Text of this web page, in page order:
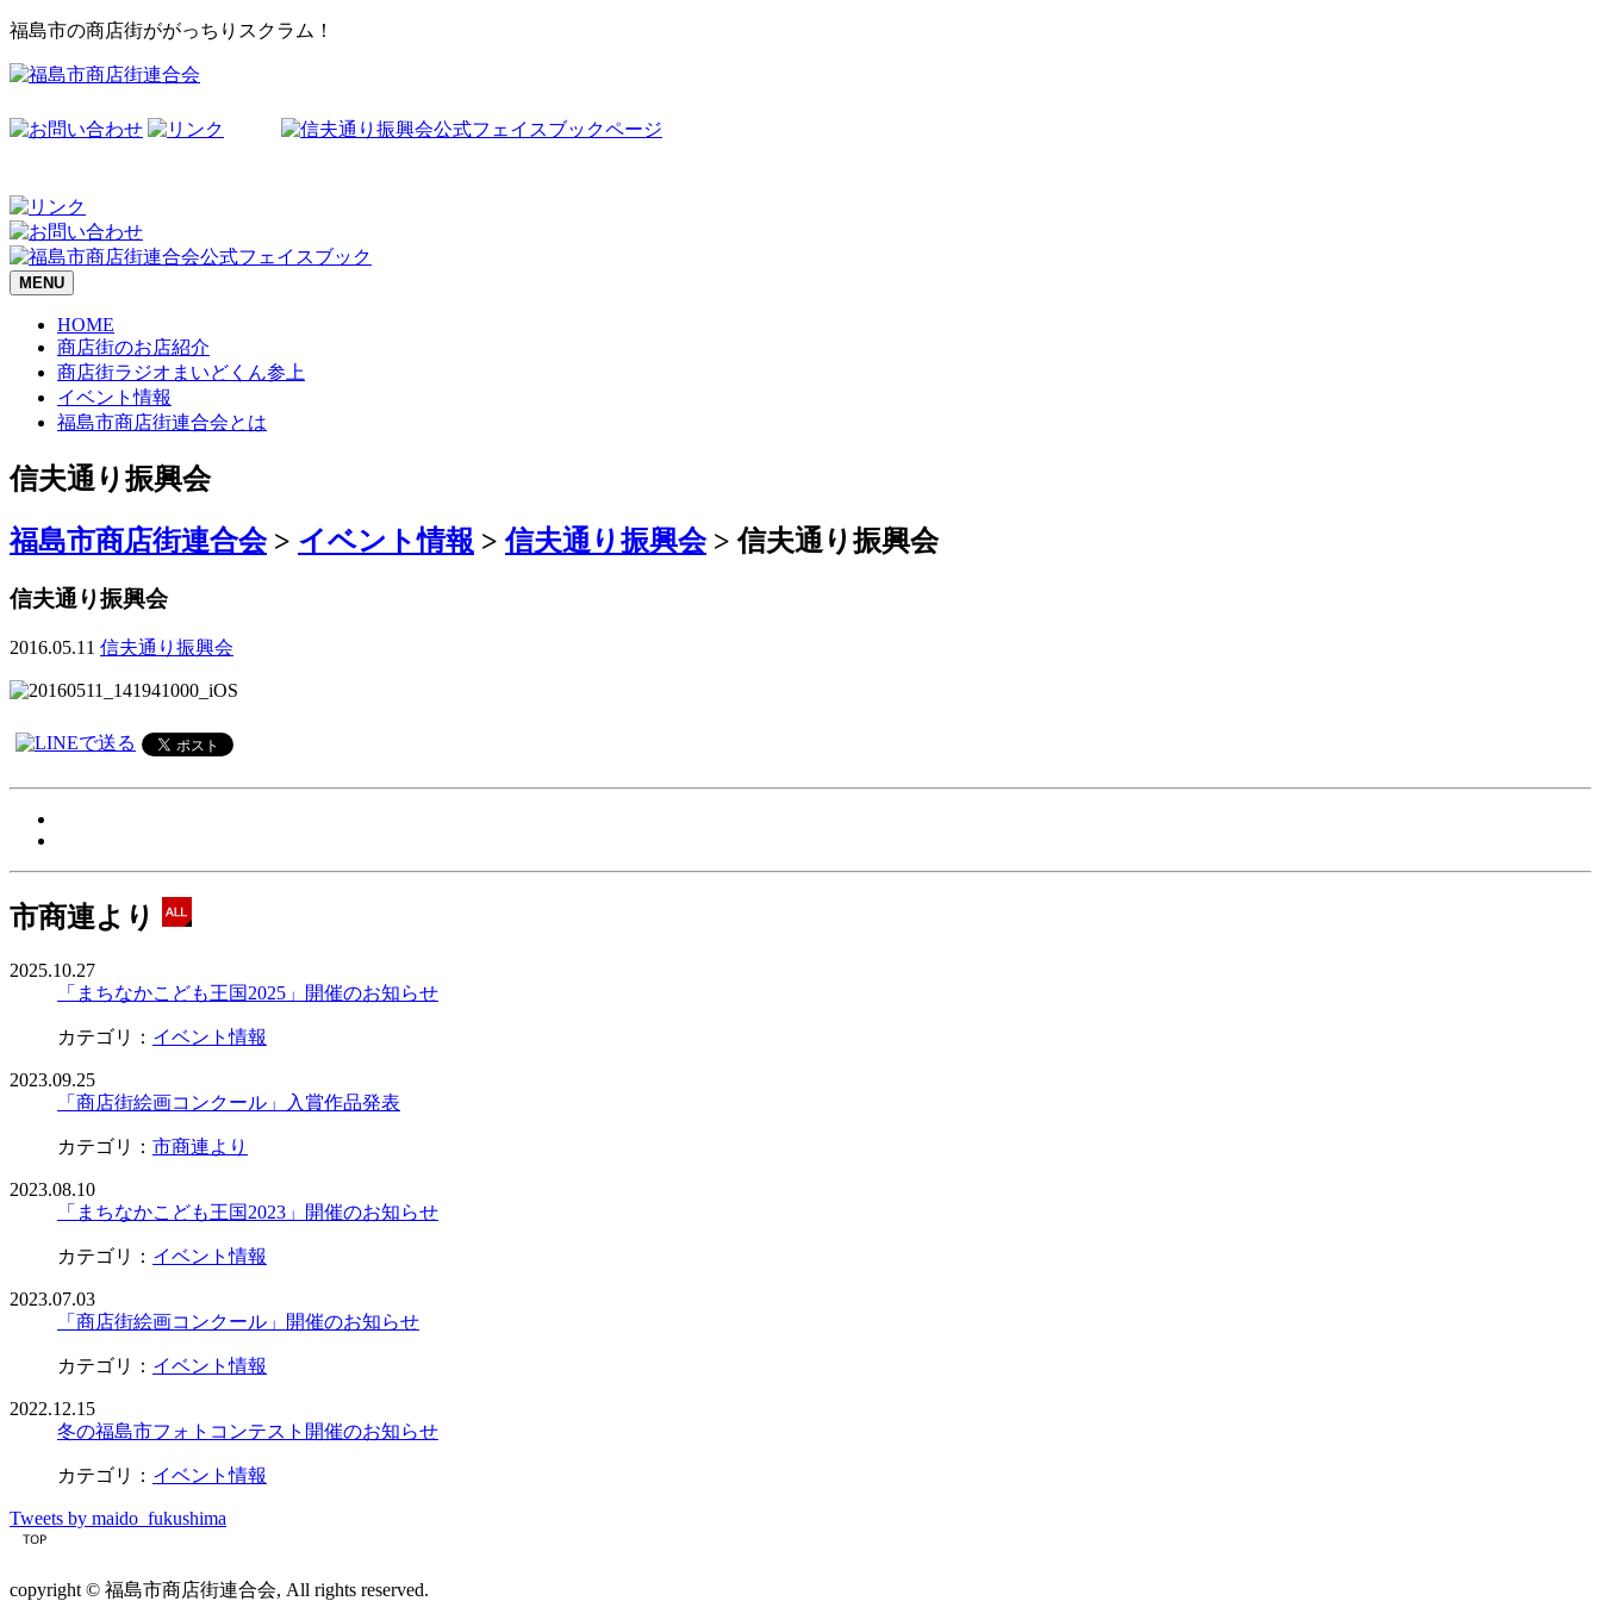
福島市の商店街ががっちりスクラム！
MENU
HOME
商店街のお店紹介
商店街ラジオまいどくん参上
イベント情報
福島市商店街連合会とは
信夫通り振興会
福島市商店街連合会> イベント情報 >信夫通り振興会>信夫通り振興会
信夫通り振興会
2016.05.11 信夫通り振興会
市商連より
2025.10.27
「まちなかこども王国2025」開催のお知らせ
カテゴリ： イベント情報
2023.09.25
「商店街絵画コンクール」入賞作品発表
カテゴリ： 市商連より
2023.08.10
「まちなかこども王国2023」開催のお知らせ
カテゴリ： イベント情報
2023.07.03
「商店街絵画コンクール」開催のお知らせ
カテゴリ： イベント情報
2022.12.15
冬の福島市フォトコンテスト開催のお知らせ
カテゴリ： イベント情報
Tweets by maido_fukushima
copyright © 福島市商店街連合会, All rights reserved.